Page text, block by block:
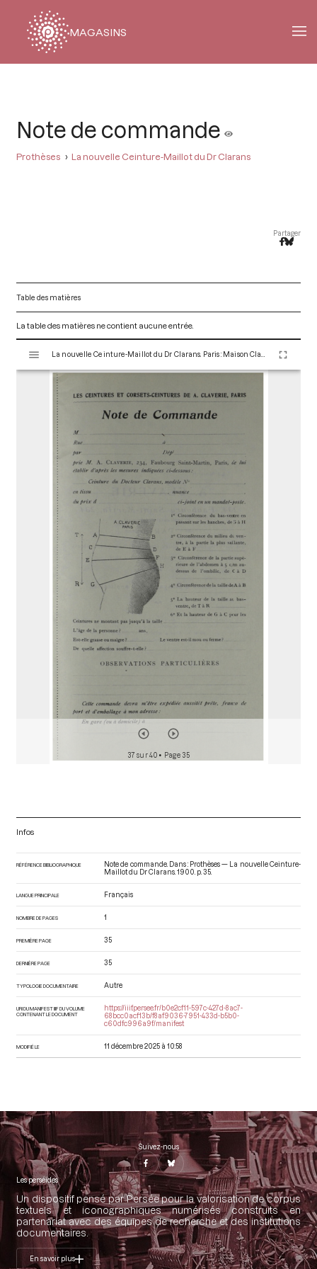
MAGASINS
Note de commande
Prothèses La nouvelle Ceinture-Maillot du Dr Clarans
Partager
Table des matières
La table des matières ne contient aucune entrée.
s
37 sur 40• Page 35
Infos
RÉFÉRENCE BIBLIOGRAPHIQUE
Note de commande. Dans : Prothèses — La nouvelle Ceinture-
Maillot du Dr Clarans . 1900. p. 35.
LANGUE PRINCIPALE Français
NOMBRE DE PAGES 1
PREMIÈRE PAGE 35
DERNIÈRE PAGE 35
TYPOLOGIE DOCUMENTAIRE Autre
URI DU MANIFEST IIIF DU VOLUME
CONTENANT LE DOCUMENT
https://iiif.persee.fr/b0e2cf11-597c-427d-8ac7-
68bcc0acf13b/f8af9036-7951-433d-b5b0-
c60dfc996a9f/manifest
MODIFIÉ LE 11 décembre 2025 à 10:58
Suivez-nous
Les perséides
Un dispositif pensé par Persée pour la valorisation de corpus
textuels et iconographiques numérisés construits en
partenariat avec des équipes de recherche et des institutions
documentaires.
En savoir plus